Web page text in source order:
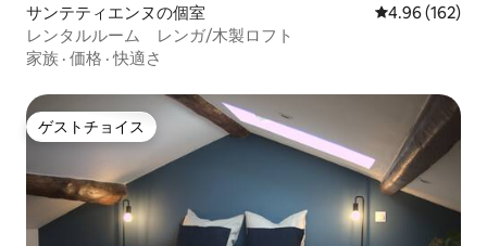
サンテティエンヌの個室 レビュー162
4.96 (162)
レンタルルーム レンガ/木製ロフト
家族 · 価格 ·快適さ
ゲストチョイス
ゲストチョイス